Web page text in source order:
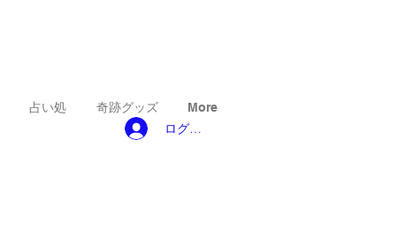
ログイン
占い処 奇跡グッズ More